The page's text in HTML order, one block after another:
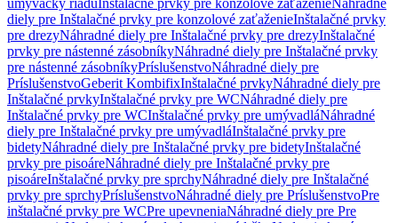
umývačky riaduInštalačné prvky pre konzolové zaťaženieNáhradné
diely pre Inštalačné prvky pre konzolové zaťaženieInštalačné prvky
pre drezyNáhradné diely pre Inštalačné prvky pre drezyInštalačné
prvky pre nástenné zásobníkyNáhradné diely pre Inštalačné prvky
pre nástenné zásobníkyPríslušenstvoNáhradné diely pre
PríslušenstvoGeberit KombifixInštalačné prvkyNáhradné diely pre
Inštalačné prvkyInštalačné prvky pre WCNáhradné diely pre
Inštalačné prvky pre WCInštalačné prvky pre umývadláNáhradné
diely pre Inštalačné prvky pre umývadláInštalačné prvky pre
bidetyNáhradné diely pre Inštalačné prvky pre bidetyInštalačné
prvky pre pisoáreNáhradné diely pre Inštalačné prvky pre
pisoáreInštalačné prvky pre sprchyNáhradné diely pre Inštalačné
prvky pre sprchyPríslušenstvoNáhradné diely pre PríslušenstvoPre
inštalačné prvky pre WCPre upevneniaNáhradné diely pre Pre